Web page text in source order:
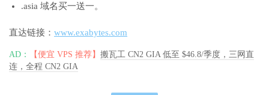
.asia 域名买一送一。
直达链接： www.exabytes.com
AD： 【便宜 VPS 推荐】 搬瓦工 CN2 GIA 低至 $46.8/季度，三网直
连，全程 CN2 GIA